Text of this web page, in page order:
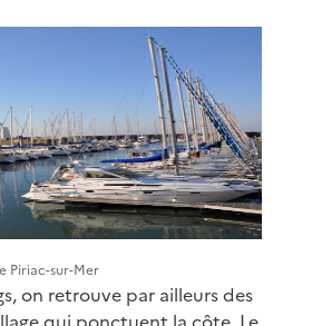
Piriac-sur-Mer
on retrouve par ailleurs des